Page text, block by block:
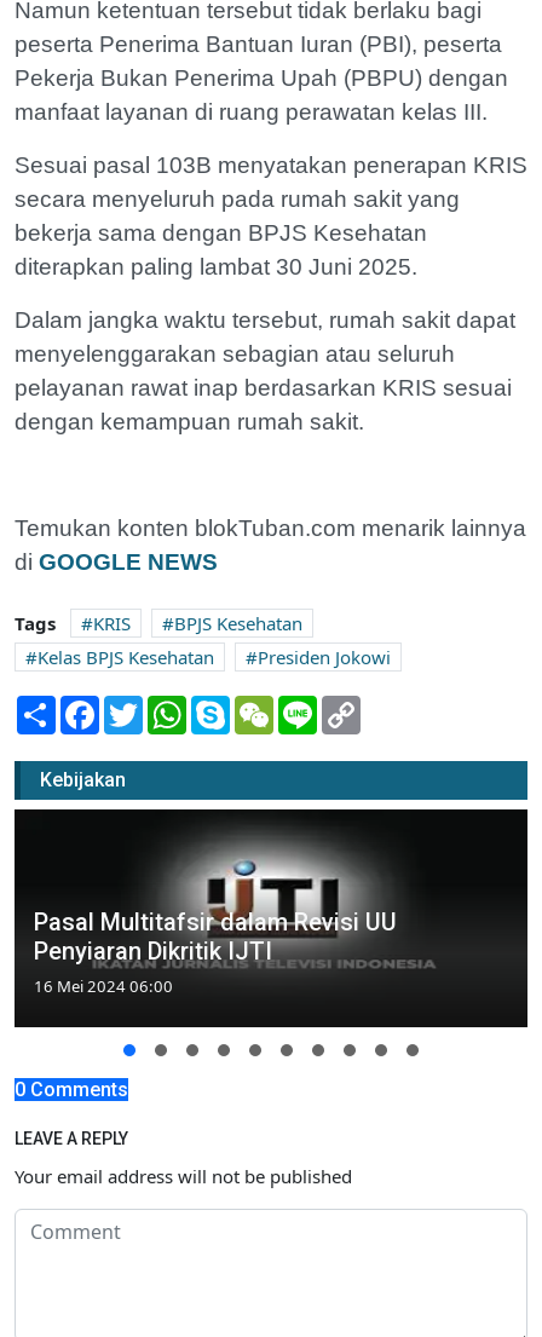
Namun ketentuan tersebut tidak berlaku bagi
peserta Penerima Bantuan Iuran (PBI), peserta
Pekerja Bukan Penerima Upah (PBPU) dengan
manfaat layanan di ruang perawatan kelas III.
Sesuai pasal 103B menyatakan penerapan KRIS
secara menyeluruh pada rumah sakit yang
bekerja sama dengan BPJS Kesehatan
diterapkan paling lambat 30 Juni 2025.
Dalam jangka waktu tersebut, rumah sakit dapat
menyelenggarakan sebagian atau seluruh
pelayanan rawat inap berdasarkan KRIS sesuai
dengan kemampuan rumah sakit.
Temukan konten blokTuban.com menarik lainnya
di GOOGLE NEWS
Tags KRIS
BPJS Kesehatan
Kelas BPJS Kesehatan
Presiden Jokowi
Share Facebook
TwitterWhatsApp
SkypeWeChatLine
Kebijakan
Pasal Multitafsir dalam Revisi UU
Penyiaran Dikritik IJTI
16 Mei 2024 06:00
0 Comments
LEAVE A REPLY
Your email address will not be published